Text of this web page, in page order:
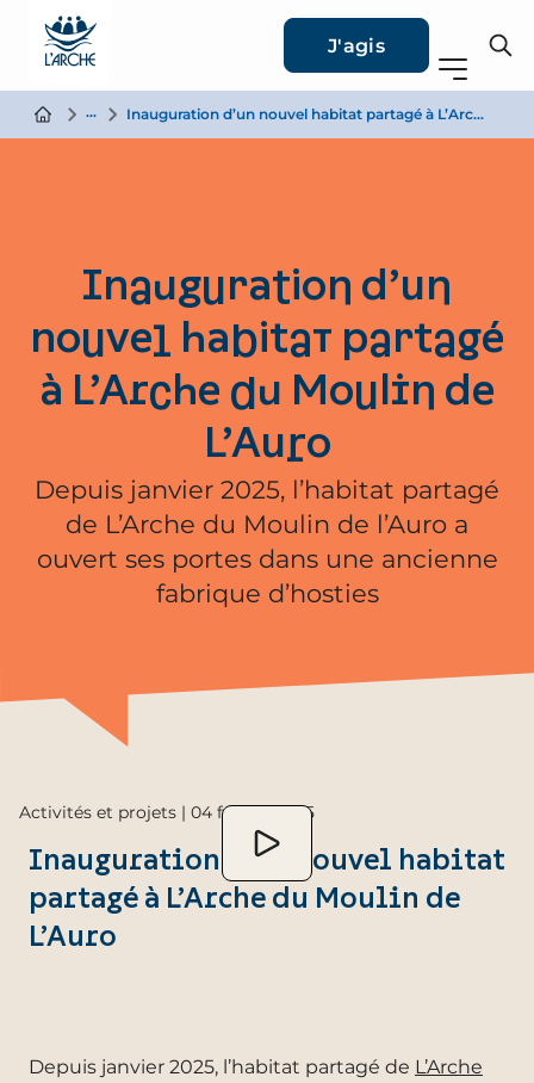
J'agis
Actualité Inauguration d’un nouvel habitat partagé à L’Arche du Moulin de L’Auro
Inauguration d’un
nouvel habitat partagé
à L’Arche du Moulin de
L’Auro
Depuis janvier 2025, l’habitat partagé
de L’Arche du Moulin de l’Auro a
ouvert ses portes dans une ancienne
fabrique d’hosties
Inauguration d’un nouvel habitat
partagé à L’Arche du Moulin de
L’Auro
Activités et projets | 04 février 2025
Depuis janvier 2025, l’habitat partagé de L’Arche